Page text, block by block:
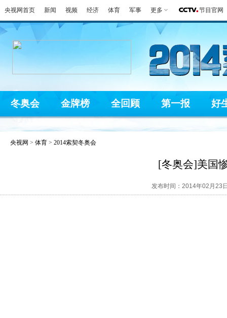
央视网首页 新闻 视频 经济 体育 军事 更多 节目官网
冬奥会 金牌榜 全回顾 第一报 好
央视网 > 体育 > 2014索契冬奥会
[冬奥会]美国
发布时间：2014年02月23